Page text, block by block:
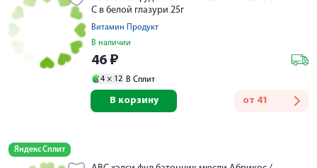
С в белой глазури 25г
Витамин Продукт
В наличии
46 ₽
4 × 12 В Сплит
от 41
В корзину
Яндекс Сплит